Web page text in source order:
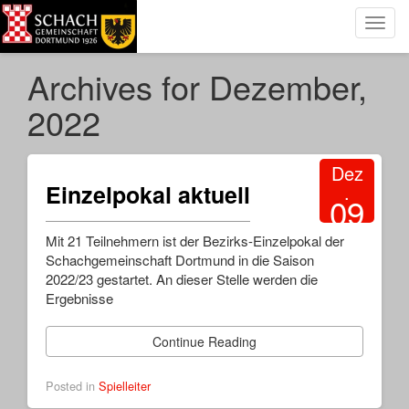
Archives for Dezember,
2022
Einzelpokal aktuell
Dez
.
09
Mit 21 Teilnehmern ist der Bezirks-Einzelpokal der
Schachgemeinschaft Dortmund in die Saison
2022/23 gestartet. An dieser Stelle werden die
Ergebnisse
Continue Reading
Posted in Spielleiter